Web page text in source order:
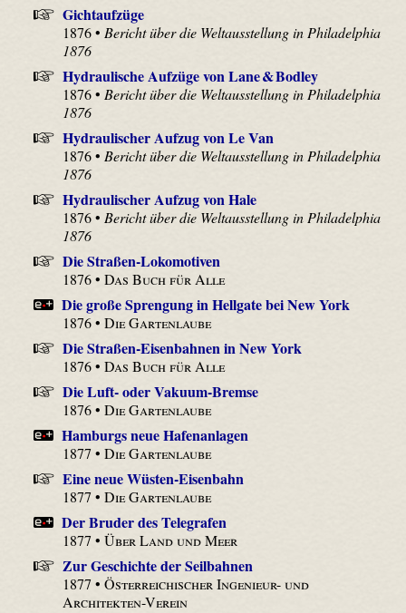
Gichtaufzüge
1876 •Bericht über die Weltausstellung in Philadelphia
1876
Hydraulische Aufzüge von Lane & Bodley
1876 •Bericht über die Weltausstellung in Philadelphia
1876
Hydraulischer Aufzug von Le Van
1876 •Bericht über die Weltausstellung in Philadelphia
1876
Hydraulischer Aufzug von Hale
1876 •Bericht über die Weltausstellung in Philadelphia
1876
Die Straßen-Lokomotiven
1876 •Das Buch für Alle
Die große Sprengung in Hellgate bei New York
1876 •Die Gartenlaube
Die Straßen-Eisenbahnen in New York
1876 •Das Buch für Alle
Die Luft- oder Vakuum-Bremse
1876 •Die Gartenlaube
Hamburgs neue Hafenanlagen
1877 •Die Gartenlaube
Eine neue Wüsten-Eisenbahn
1877 •Die Gartenlaube
Der Bruder des Telegrafen
1877 •Über Land und Meer
Zur Geschichte der Seilbahnen
1877 •Österreichischer Ingenieur- und
Architekten-Verein